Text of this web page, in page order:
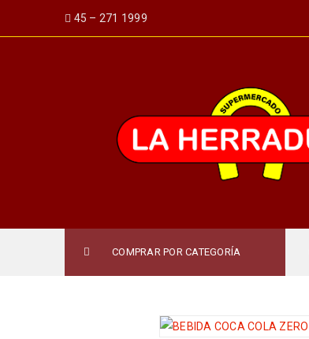
45 – 271 1999
COMPRAR POR CATEGORÍA